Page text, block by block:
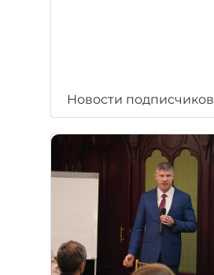
Новости подписчиков